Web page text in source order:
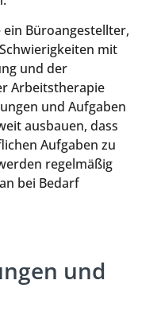
Büroangestellter,
mit
und der
Arbeitstherapie
und Aufgaben
ausbauen, dass
Aufgaben zu
regelmäßig
bei Bedarf
und